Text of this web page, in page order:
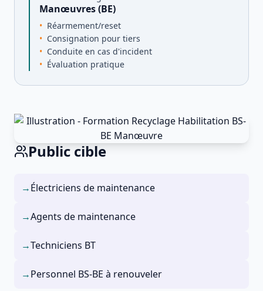
Manœuvres (BE)
Réarmement/reset
Consignation pour tiers
Conduite en cas d'incident
Évaluation pratique
Public cible
→Électriciens de maintenance
→Agents de maintenance
→Techniciens BT
→Personnel BS-BE à renouveler